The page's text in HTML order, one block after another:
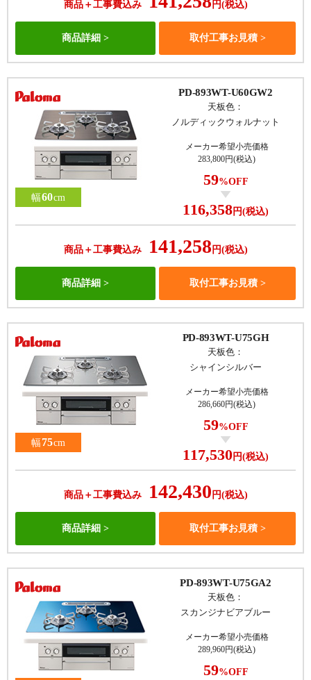
商品＋工事費込み 円(税込)
商品詳細 取付工事お見積
幅60cm
PD-893WT-U60GW2
天板色：
ノルディックウォルナット
メーカー希望小売価格
283,800円(税込)
59%OFF
116,358 円(税込)
商品＋工事費込み 141,258 円(税込)
商品詳細 取付工事お見積
幅 75cm
PD-893WT-U75GH
天板色：
シャインシルバー
メーカー希望小売価格
286,660円(税込)
59%OFF
117,530 円(税込)
商品＋工事費込み 142,430 円(税込)
商品詳細 取付工事お見積
PD-893WT-U75GA2
天板色：
スカンジナビアブルー
メーカー希望小売価格
289,960円(税込)
59%OFF